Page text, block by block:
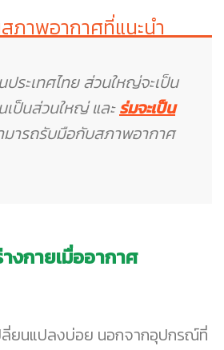
าพอากาศที่แนะนำ
ประเทศไทย ส่วนใหญ่จะเป็น
ป็นส่วนใหญ่ และร่มจะเป็น
ารถรับมือกับสภาพอากาศ
งกายเมื่ออากาศ
ลี่ยนแปลงบ่อย นอกจากอุปกรณ์ที่